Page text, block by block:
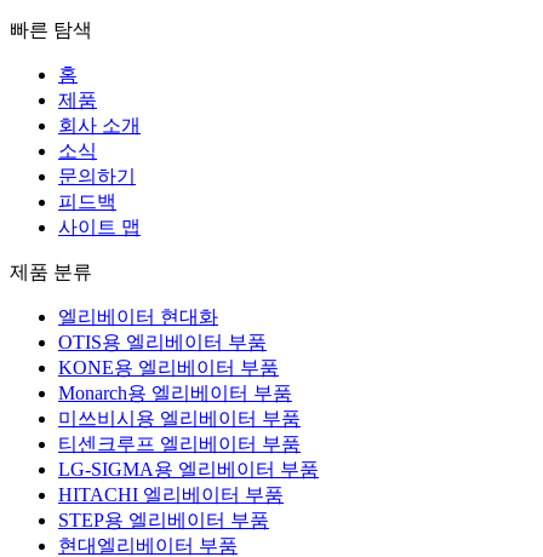
빠른 탐색
홈
제품
회사 소개
소식
문의하기
피드백
사이트 맵
제품 분류
엘리베이터 현대화
OTIS용 엘리베이터 부품
KONE용 엘리베이터 부품
Monarch용 엘리베이터 부품
미쓰비시용 엘리베이터 부품
티센크루프 엘리베이터 부품
LG-SIGMA용 엘리베이터 부품
HITACHI 엘리베이터 부품
STEP용 엘리베이터 부품
현대엘리베이터 부품